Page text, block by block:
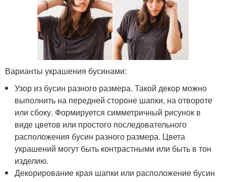
Варианты украшения бусинами:
Узор из бусин разного размера. Такой декор можно
выполнить на передней стороне шапки, на отвороте
или сбоку. Формируется симметричный рисунок в
виде цветов или простого последовательного
расположения бусин разного размера. Цвета
украшений могут быть контрастными или быть в тон
изделию.
Декорирование края шапки или расположение бусин